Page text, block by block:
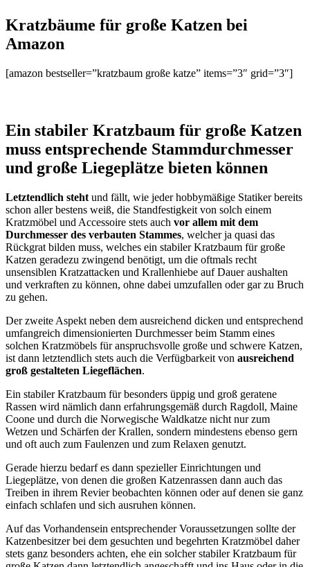
Kratzbäume für große Katzen bei
Amazon
[amazon bestseller=”kratzbaum große katze” items=”3″ grid=”3″]
Ein stabiler Kratzbaum für große Katzen
muss entsprechende Stammdurchmesser
und große Liegeplätze bieten können
Letztendlich steht und fällt, wie jeder hobbymäßige Statiker bereits
schon aller bestens weiß, die Standfestigkeit von solch einem
Kratzmöbel und Accessoire stets auch vor allem mit dem
Durchmesser des verbauten Stammes, welcher ja quasi das
Rückgrat bilden muss, welches ein stabiler Kratzbaum für große
Katzen geradezu zwingend benötigt, um die oftmals recht
unsensiblen Kratzattacken und Krallenhiebe auf Dauer aushalten
und verkraften zu können, ohne dabei umzufallen oder gar zu Bruch
zu gehen.
Der zweite Aspekt neben dem ausreichend dicken und entsprechend
umfangreich dimensionierten Durchmesser beim Stamm eines
solchen Kratzmöbels für anspruchsvolle große und schwere Katzen,
ist dann letztendlich stets auch die Verfügbarkeit von ausreichend
groß gestalteten Liegeflächen.
Ein stabiler Kratzbaum für besonders üppig und groß geratene
Rassen wird nämlich dann erfahrungsgemäß durch Ragdoll, Maine
Coone und durch die Norwegische Waldkatze nicht nur zum
Wetzen und Schärfen der Krallen, sondern mindestens ebenso gern
und oft auch zum Faulenzen und zum Relaxen genutzt.
Gerade hierzu bedarf es dann spezieller Einrichtungen und
Liegeplätze, von denen die großen Katzenrassen dann auch das
Treiben in ihrem Revier beobachten können oder auf denen sie ganz
einfach schlafen und sich ausruhen können.
Auf das Vorhandensein entsprechender Voraussetzungen sollte der
Katzenbesitzer bei dem gesuchten und begehrten Kratzmöbel daher
stets ganz besonders achten, ehe ein solcher stabiler Kratzbaum für